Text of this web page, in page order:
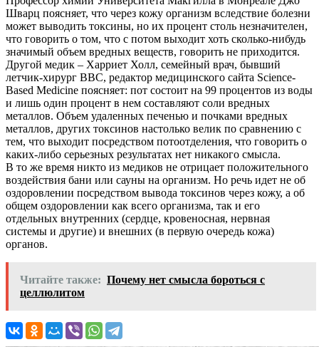
Шварц поясняет, что через кожу организм вследствие болезни
может выводить токсины, но их процент столь незначителен,
что говорить о том, что с потом выходит хоть сколько-нибудь
значимый объем вредных веществ, говорить не приходится.
Другой медик – Харриет Холл, семейный врач, бывший
летчик-хирург ВВС, редактор медицинского сайта Science-
Based Medicine поясняет: пот состоит на 99 процентов из воды
и лишь один процент в нем составляют соли вредных
металлов. Объем удаленных печенью и почками вредных
металлов, других токсинов настолько велик по сравнению с
тем, что выходит посредством потоотделения, что говорить о
каких-либо серьезных результатах нет никакого смысла.
В то же время никто из медиков не отрицает положительного
воздействия бани или сауны на организм. Но речь идет не об
оздоровлении посредством вывода токсинов через кожу, а об
общем оздоровлении как всего организма, так и его
отдельных внутренних (сердце, кровеносная, нервная
системы и другие) и внешних (в первую очередь кожа)
органов.
Читайте также: Почему нет смысла бороться с
целлюлитом